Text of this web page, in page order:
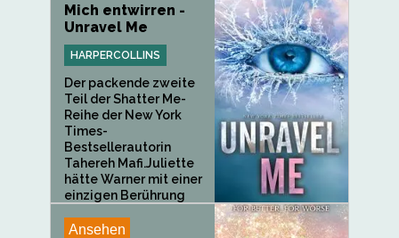
Mich entwirren -
Unravel Me
HARPERCOLLINS
Der packende zweite
Teil der Shatter Me-
Reihe der New York
Times-
Bestsellerautorin
Tahereh Mafi.Juliette
hätte Warner mit einer
einzigen Berührung
Ansehen